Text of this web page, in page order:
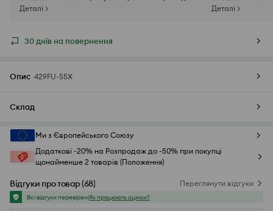
Деталі >
Деталі >
30 днів на повернення
Опис 429FU-55X
Склад
Ми з Європейського Союзу
Додаткові -20% на Розпродаж до -50% при покупці
щонайменше 2 товарів (Положення)
Відгуки про товар(68) Переглянути відгуки
Всі відгуки перевіреніЯк працюють оцінки?